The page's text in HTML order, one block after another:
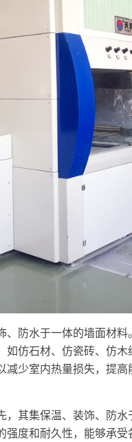
、防水于一体的墙面材
如仿石材、仿瓷砖、仿
少室内热量损失，提
，其集保温、装饰、防
强度和耐久性，能够承